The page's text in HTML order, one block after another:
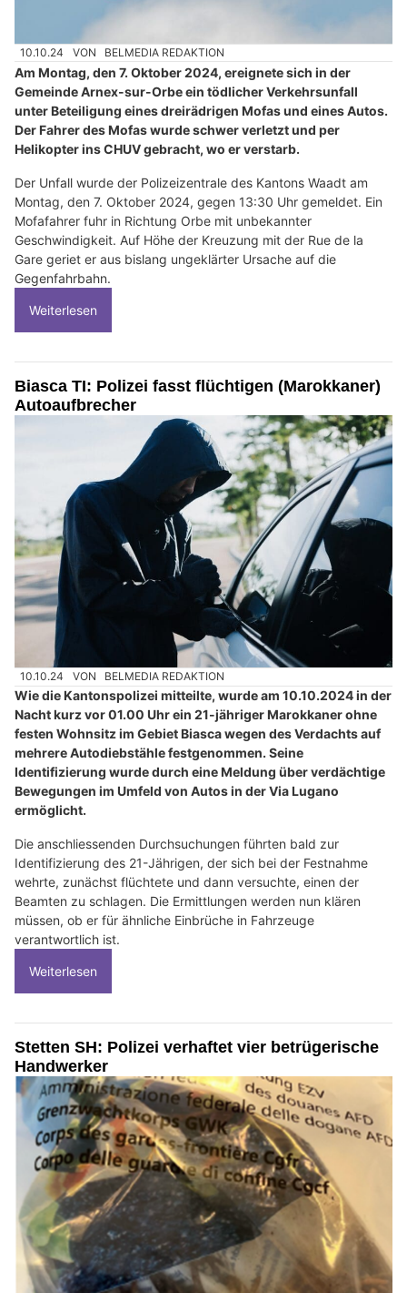
10.10.24 VON BELMEDIA REDAKTION
Am Montag, den 7. Oktober 2024, ereignete sich in der
Gemeinde Arnex-sur-Orbe ein tödlicher Verkehrsunfall
unter Beteiligung eines dreirädrigen Mofas und eines Autos.
Der Fahrer des Mofas wurde schwer verletzt und per
Helikopter ins CHUV gebracht, wo er verstarb.
Der Unfall wurde der Polizeizentrale des Kantons Waadt am
Montag, den 7. Oktober 2024, gegen 13:30 Uhr gemeldet. Ein
Mofafahrer fuhr in Richtung Orbe mit unbekannter
Geschwindigkeit. Auf Höhe der Kreuzung mit der Rue de la
Gare geriet er aus bislang ungeklärter Ursache auf die
Gegenfahrbahn.
Weiterlesen
Biasca TI: Polizei fasst flüchtigen (Marokkaner)
Autoaufbrecher
10.10.24 VON BELMEDIA REDAKTION
Wie die Kantonspolizei mitteilte, wurde am 10.10.2024 in der
Nacht kurz vor 01.00 Uhr ein 21-jähriger Marokkaner ohne
festen Wohnsitz im Gebiet Biasca wegen des Verdachts auf
mehrere Autodiebstähle festgenommen. Seine
Identifizierung wurde durch eine Meldung über verdächtige
Bewegungen im Umfeld von Autos in der Via Lugano
ermöglicht.
Die anschliessenden Durchsuchungen führten bald zur
Identifizierung des 21-Jährigen, der sich bei der Festnahme
wehrte, zunächst flüchtete und dann versuchte, einen der
Beamten zu schlagen. Die Ermittlungen werden nun klären
müssen, ob er für ähnliche Einbrüche in Fahrzeuge
verantwortlich ist.
Weiterlesen
Stetten SH: Polizei verhaftet vier betrügerische
Handwerker